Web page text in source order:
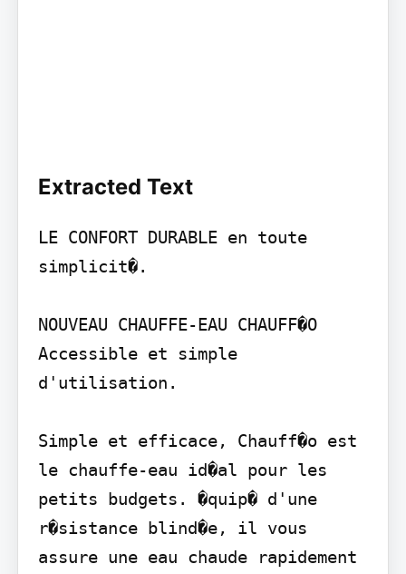
Extracted Text
LE CONFORT DURABLE en toute
simplicit�.
NOUVEAU CHAUFFE-EAU CHAUFF�O
Accessible et simple
d'utilisation.
Simple et efficace, Chauff�o est
le chauffe-eau id�al pour les
petits budgets. �quip� d'une
r�sistance blind�e, il vous
assure une eau chaude rapidement